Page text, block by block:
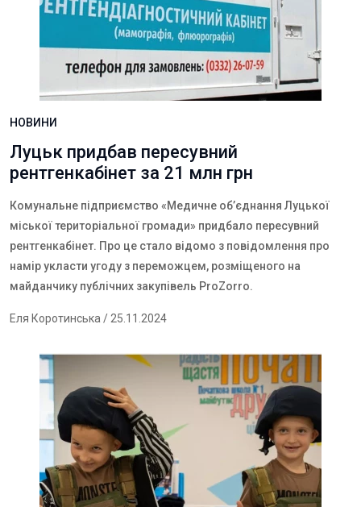
НОВИНИ
Луцьк придбав пересувний
рентгенкабінет за 21 млн грн
Комунальне підприємство «Медичне об’єднання Луцької
міської територіальної громади» придбало пересувний
рентгенкабінет. Про це стало відомо з повідомлення про
намір укласти угоду з переможцем, розміщеного на
майданчику публічних закупівель ProZorro.
Еля Коротинська / 25.11.2024